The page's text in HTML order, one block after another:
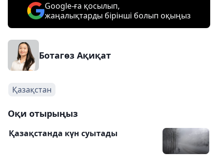
Google-ға қосылып,
жаңалықтарды бірінші болып оқыңыз
Ботагөз Ақиқат
Қазақстан
Оқи отырыңыз
Қазақстанда күн суытады